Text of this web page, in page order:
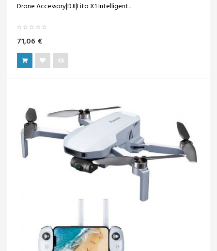
Drone Accessory|DJI|Lito X1 Intelligent...
71,06 €